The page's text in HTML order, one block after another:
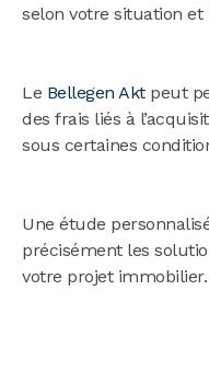
selon votre situation
Le Bellegen Aktpeut
des frais liés à
sous certaines
Une étude
précisément les
votre projet immobilier.